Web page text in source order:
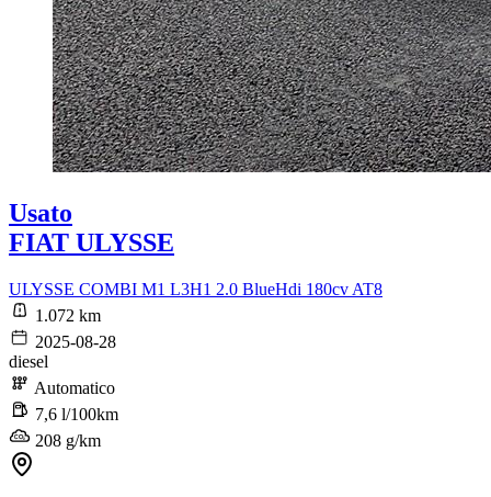
Usato
FIAT ULYSSE
ULYSSE COMBI M1 L3H1 2.0 BlueHdi 180cv AT8
1.072 km
2025-08-28
diesel
Automatico
7,6 l/100km
208 g/km